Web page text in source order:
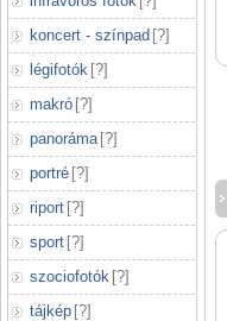
koncert - színpad [?]
légifotók [?]
makró [?]
panoráma [?]
portré [?]
riport [?]
sport [?]
szociofotók [?]
tájkép [?]